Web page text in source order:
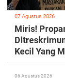
07 Agustus 2026
Miris!
Kecil Yang
06 Agustus 2026